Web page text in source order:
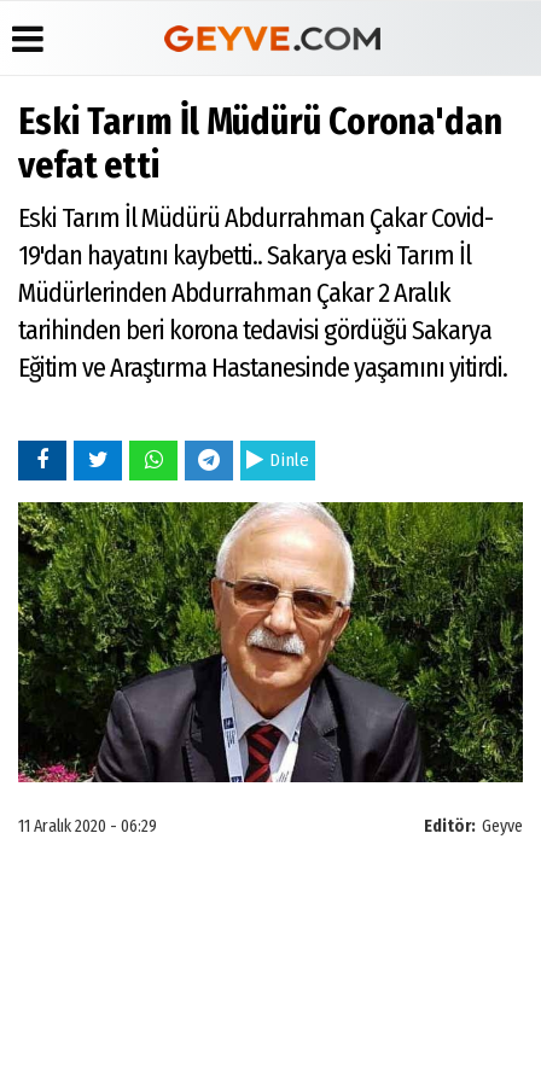
Üye Paneli
Haber
Haberleri
Video
Galeri
Foto
Galeri
Etkinlikler
Medyabar.com
Künye
İletişim
Eski Tarım İl Müdürü Corona'dan
vefat etti
Eski Tarım İl Müdürü Abdurrahman Çakar Covid-
19'dan hayatını kaybetti.. Sakarya eski Tarım İl
Müdürlerinden Abdurrahman Çakar 2 Aralık
tarihinden beri korona tedavisi gördüğü Sakarya
Eğitim ve Araştırma Hastanesinde yaşamını yitirdi.
Dinle
Editör: Geyve
11 Aralık 2020 - 06:29